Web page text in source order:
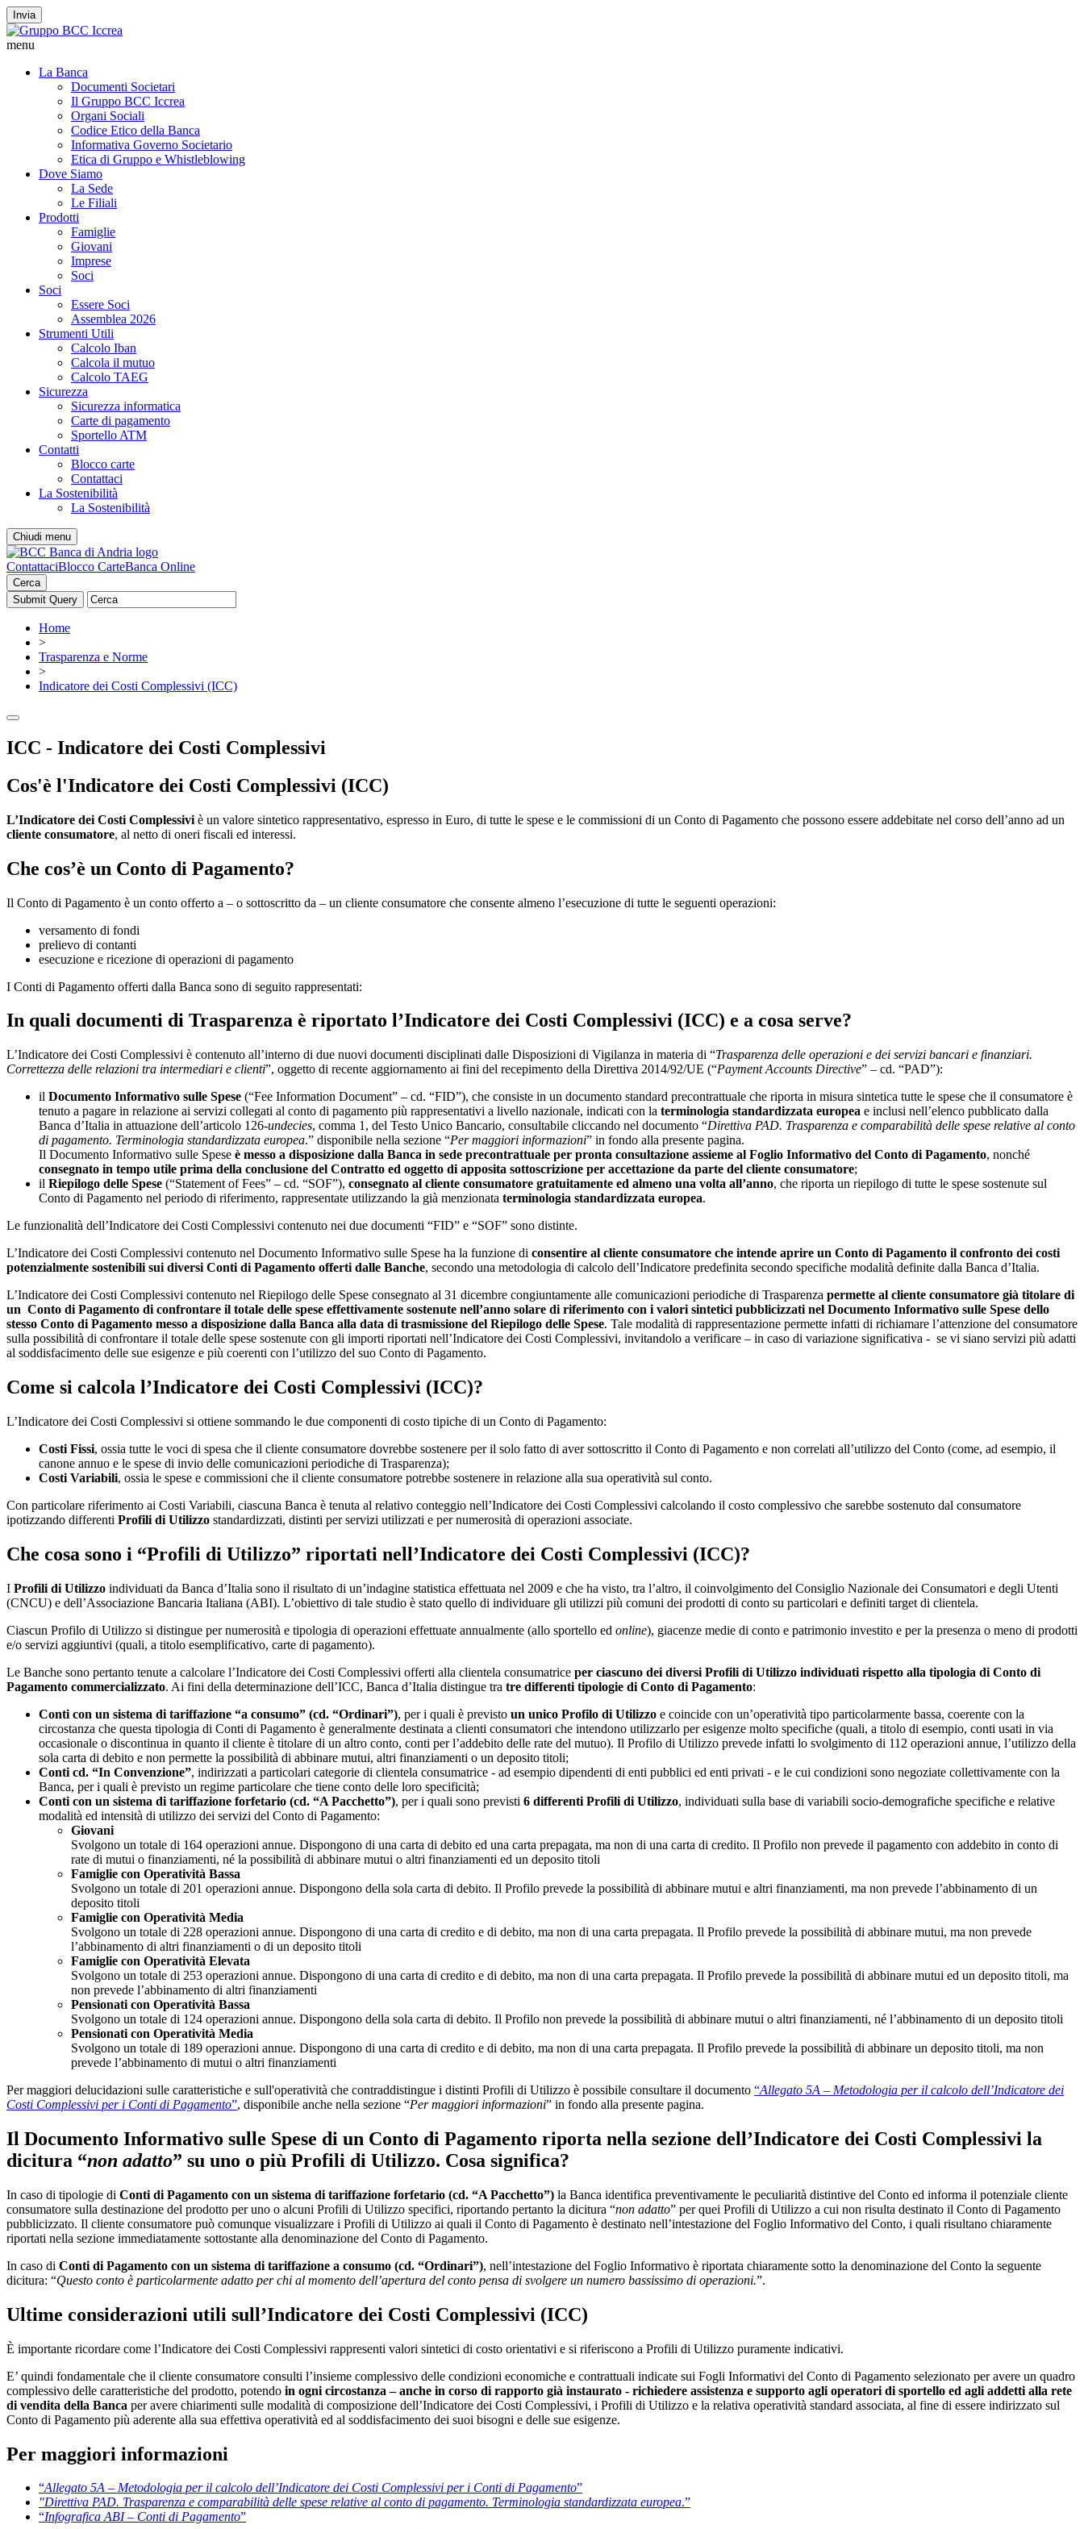
Invia
menu
La Banca
Documenti Societari
Il Gruppo BCC Iccrea
Organi Sociali
Codice Etico della Banca
Informativa Governo Societario
Etica di Gruppo e Whistleblowing
Dove Siamo
La Sede
Le Filiali
Prodotti
Famiglie
Giovani
Imprese
Soci
Soci
Essere Soci
Assemblea 2026
Strumenti Utili
Calcolo Iban
Calcola il mutuo
Calcolo TAEG
Sicurezza
Sicurezza informatica
Carte di pagamento
Sportello ATM
Contatti
Blocco carte
Contattaci
La Sostenibilità
La Sostenibilità
Chiudi menu
ContattaciBlocco CarteBanca Online
Cerca
Home
>
Trasparenza e Norme
>
Indicatore dei Costi Complessivi (ICC)
ICC - Indicatore dei Costi Complessivi
Cos'è l'Indicatore dei Costi Complessivi (ICC)
L’Indicatore dei Costi Complessivi è un valore sintetico rappresentativo, espresso in Euro, di tutte le spese e le commissioni di un Conto di Pagamento che possono essere addebitate nel corso dell’anno ad un
cliente consumatore, al netto di oneri fiscali ed interessi.
Che cos’è un Conto di Pagamento?
Il Conto di Pagamento è un conto offerto a – o sottoscritto da – un cliente consumatore che consente almeno l’esecuzione di tutte le seguenti operazioni:
versamento di fondi
prelievo di contanti
esecuzione e ricezione di operazioni di pagamento
I Conti di Pagamento offerti dalla Banca sono di seguito rappresentati:
In quali documenti di Trasparenza è riportato l’Indicatore dei Costi Complessivi (ICC) e a cosa serve?
L’Indicatore dei Costi Complessivi è contenuto all’interno di due nuovi documenti disciplinati dalle Disposizioni di Vigilanza in materia di “Trasparenza delle operazioni e dei servizi bancari e finanziari.
Correttezza delle relazioni tra intermediari e clienti”, oggetto di recente aggiornamento ai fini del recepimento della Direttiva 2014/92/UE (“Payment Accounts Directive” – cd. “PAD”):
il Documento Informativo sulle Spese (“Fee Information Document” – cd. “FID”), che consiste in un documento standard precontrattuale che riporta in misura sintetica tutte le spese che il consumatore è
tenuto a pagare in relazione ai servizi collegati al conto di pagamento più rappresentativi a livello nazionale, indicati con la terminologia standardizzata europea e inclusi nell’elenco pubblicato dalla
Banca d’Italia in attuazione dell’articolo 126-undecies, comma 1, del Testo Unico Bancario, consultabile cliccando nel documento “Direttiva PAD. Trasparenza e comparabilità delle spese relative al conto
di pagamento. Terminologia standardizzata europea.” disponibile nella sezione “Per maggiori informazioni” in fondo alla presente pagina.
Il Documento Informativo sulle Spese è messo a disposizione dalla Banca in sede precontrattuale per pronta consultazione assieme al Foglio Informativo del Conto di Pagamento, nonché
consegnato in tempo utile prima della conclusione del Contratto ed oggetto di apposita sottoscrizione per accettazione da parte del cliente consumatore;
il Riepilogo delle Spese (“Statement of Fees” – cd. “SOF”), consegnato al cliente consumatore gratuitamente ed almeno una volta all’anno, che riporta un riepilogo di tutte le spese sostenute sul
Conto di Pagamento nel periodo di riferimento, rappresentate utilizzando la già menzionata terminologia standardizzata europea.
Le funzionalità dell’Indicatore dei Costi Complessivi contenuto nei due documenti “FID” e “SOF” sono distinte.
L’Indicatore dei Costi Complessivi contenuto nel Documento Informativo sulle Spese ha la funzione di consentire al cliente consumatore che intende aprire un Conto di Pagamento il confronto dei costi
potenzialmente sostenibili sui diversi Conti di Pagamento offerti dalle Banche, secondo una metodologia di calcolo dell’Indicatore predefinita secondo specifiche modalità definite dalla Banca d’Italia.
L’Indicatore dei Costi Complessivi contenuto nel Riepilogo delle Spese consegnato al 31 dicembre congiuntamente alle comunicazioni periodiche di Trasparenza permette al cliente consumatore già titolare di
un Conto di Pagamento di confrontare il totale delle spese effettivamente sostenute nell’anno solare di riferimento con i valori sintetici pubblicizzati nel Documento Informativo sulle Spese dello
stesso Conto di Pagamento messo a disposizione dalla Banca alla data di trasmissione del Riepilogo delle Spese. Tale modalità di rappresentazione permette infatti di richiamare l’attenzione del consumatore
sulla possibilità di confrontare il totale delle spese sostenute con gli importi riportati nell’Indicatore dei Costi Complessivi, invitandolo a verificare – in caso di variazione significativa - se vi siano servizi più adatti
al soddisfacimento delle sue esigenze e più coerenti con l’utilizzo del suo Conto di Pagamento.
Come si calcola l’Indicatore dei Costi Complessivi (ICC)?
L’Indicatore dei Costi Complessivi si ottiene sommando le due componenti di costo tipiche di un Conto di Pagamento:
Costi Fissi, ossia tutte le voci di spesa che il cliente consumatore dovrebbe sostenere per il solo fatto di aver sottoscritto il Conto di Pagamento e non correlati all’utilizzo del Conto (come, ad esempio, il
canone annuo e le spese di invio delle comunicazioni periodiche di Trasparenza);
Costi Variabili, ossia le spese e commissioni che il cliente consumatore potrebbe sostenere in relazione alla sua operatività sul conto.
Con particolare riferimento ai Costi Variabili, ciascuna Banca è tenuta al relativo conteggio nell’Indicatore dei Costi Complessivi calcolando il costo complessivo che sarebbe sostenuto dal consumatore
ipotizzando differenti Profili di Utilizzo standardizzati, distinti per servizi utilizzati e per numerosità di operazioni associate.
Che cosa sono i “Profili di Utilizzo” riportati nell’Indicatore dei Costi Complessivi (ICC)?
I Profili di Utilizzo individuati da Banca d’Italia sono il risultato di un’indagine statistica effettuata nel 2009 e che ha visto, tra l’altro, il coinvolgimento del Consiglio Nazionale dei Consumatori e degli Utenti
(CNCU) e dell’Associazione Bancaria Italiana (ABI). L’obiettivo di tale studio è stato quello di individuare gli utilizzi più comuni dei prodotti di conto su particolari e definiti target di clientela.
Ciascun Profilo di Utilizzo si distingue per numerosità e tipologia di operazioni effettuate annualmente (allo sportello ed online), giacenze medie di conto e patrimonio investito e per la presenza o meno di prodotti
e/o servizi aggiuntivi (quali, a titolo esemplificativo, carte di pagamento).
Le Banche sono pertanto tenute a calcolare l’Indicatore dei Costi Complessivi offerti alla clientela consumatrice per ciascuno dei diversi Profili di Utilizzo individuati rispetto alla tipologia di Conto di
Pagamento commercializzato. Ai fini della determinazione dell’ICC, Banca d’Italia distingue tra tre differenti tipologie di Conto di Pagamento:
Conti con un sistema di tariffazione “a consumo” (cd. “Ordinari”), per i quali è previsto un unico Profilo di Utilizzo e coincide con un’operatività tipo particolarmente bassa, coerente con la
circostanza che questa tipologia di Conti di Pagamento è generalmente destinata a clienti consumatori che intendono utilizzarlo per esigenze molto specifiche (quali, a titolo di esempio, conti usati in via
occasionale o discontinua in quanto il cliente è titolare di un altro conto, conti per l’addebito delle rate del mutuo). Il Profilo di Utilizzo prevede infatti lo svolgimento di 112 operazioni annue, l’utilizzo della
sola carta di debito e non permette la possibilità di abbinare mutui, altri finanziamenti o un deposito titoli;
Conti cd. “In Convenzione”, indirizzati a particolari categorie di clientela consumatrice - ad esempio dipendenti di enti pubblici ed enti privati - e le cui condizioni sono negoziate collettivamente con la
Banca, per i quali è previsto un regime particolare che tiene conto delle loro specificità;
Conti con un sistema di tariffazione forfetario (cd. “A Pacchetto”), per i quali sono previsti 6 differenti Profili di Utilizzo, individuati sulla base di variabili socio-demografiche specifiche e relative
modalità ed intensità di utilizzo dei servizi del Conto di Pagamento:
Giovani
Svolgono un totale di 164 operazioni annue. Dispongono di una carta di debito ed una carta prepagata, ma non di una carta di credito. Il Profilo non prevede il pagamento con addebito in conto di
rate di mutui o finanziamenti, né la possibilità di abbinare mutui o altri finanziamenti ed un deposito titoli
Famiglie con Operatività Bassa
Svolgono un totale di 201 operazioni annue. Dispongono della sola carta di debito. Il Profilo prevede la possibilità di abbinare mutui e altri finanziamenti, ma non prevede l’abbinamento di un
deposito titoli
Famiglie con Operatività Media
Svolgono un totale di 228 operazioni annue. Dispongono di una carta di credito e di debito, ma non di una carta prepagata. Il Profilo prevede la possibilità di abbinare mutui, ma non prevede
l’abbinamento di altri finanziamenti o di un deposito titoli
Famiglie con Operatività Elevata
Svolgono un totale di 253 operazioni annue. Dispongono di una carta di credito e di debito, ma non di una carta prepagata. Il Profilo prevede la possibilità di abbinare mutui ed un deposito titoli, ma
non prevede l’abbinamento di altri finanziamenti
Pensionati con Operatività Bassa
Svolgono un totale di 124 operazioni annue. Dispongono della sola carta di debito. Il Profilo non prevede la possibilità di abbinare mutui o altri finanziamenti, né l’abbinamento di un deposito titoli
Pensionati con Operatività Media
Svolgono un totale di 189 operazioni annue. Dispongono di una carta di credito e di debito, ma non di una carta prepagata. Il Profilo prevede la possibilità di abbinare un deposito titoli, ma non
prevede l’abbinamento di mutui o altri finanziamenti
Per maggiori delucidazioni sulle caratteristiche e sull'operatività che contraddistingue i distinti Profili di Utilizzo è possibile consultare il documento “Allegato 5A – Metodologia per il calcolo dell’Indicatore dei
Costi Complessivi per i Conti di Pagamento”, disponibile anche nella sezione “Per maggiori informazioni” in fondo alla presente pagina.
Il Documento Informativo sulle Spese di un Conto di Pagamento riporta nella sezione dell’Indicatore dei Costi Complessivi la
dicitura “non adatto” su uno o più Profili di Utilizzo. Cosa significa?
In caso di tipologie di Conti di Pagamento con un sistema di tariffazione forfetario (cd. “A Pacchetto”) la Banca identifica preventivamente le peculiarità distintive del Conto ed informa il potenziale cliente
consumatore sulla destinazione del prodotto per uno o alcuni Profili di Utilizzo specifici, riportando pertanto la dicitura “non adatto” per quei Profili di Utilizzo a cui non risulta destinato il Conto di Pagamento
pubblicizzato. Il cliente consumatore può comunque visualizzare i Profili di Utilizzo ai quali il Conto di Pagamento è destinato nell’intestazione del Foglio Informativo del Conto, i quali risultano chiaramente
riportati nella sezione immediatamente sottostante alla denominazione del Conto di Pagamento.
In caso di Conti di Pagamento con un sistema di tariffazione a consumo (cd. “Ordinari”), nell’intestazione del Foglio Informativo è riportata chiaramente sotto la denominazione del Conto la seguente
dicitura: “Questo conto è particolarmente adatto per chi al momento dell’apertura del conto pensa di svolgere un numero bassissimo di operazioni.”.
Ultime considerazioni utili sull’Indicatore dei Costi Complessivi (ICC)
È importante ricordare come l’Indicatore dei Costi Complessivi rappresenti valori sintetici di costo orientativi e si riferiscono a Profili di Utilizzo puramente indicativi.
E’ quindi fondamentale che il cliente consumatore consulti l’insieme complessivo delle condizioni economiche e contrattuali indicate sui Fogli Informativi del Conto di Pagamento selezionato per avere un quadro
complessivo delle caratteristiche del prodotto, potendo in ogni circostanza – anche in corso di rapporto già instaurato - richiedere assistenza e supporto agli operatori di sportello ed agli addetti alla rete
di vendita della Banca per avere chiarimenti sulle modalità di composizione dell’Indicatore dei Costi Complessivi, i Profili di Utilizzo e la relativa operatività standard associata, al fine di essere indirizzato sul
Conto di Pagamento più aderente alla sua effettiva operatività ed al soddisfacimento dei suoi bisogni e delle sue esigenze.
Per maggiori informazioni
“Allegato 5A – Metodologia per il calcolo dell’Indicatore dei Costi Complessivi per i Conti di Pagamento”
"Direttiva PAD. Trasparenza e comparabilità delle spese relative al conto di pagamento. Terminologia standardizzata europea.”
“Infografica ABI – Conti di Pagamento”